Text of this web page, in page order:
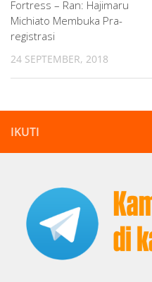
Fortress – Ran: Hajimaru
Michiato Membuka Pra-
registrasi
24 SEPTEMBER, 2018
IKUTI